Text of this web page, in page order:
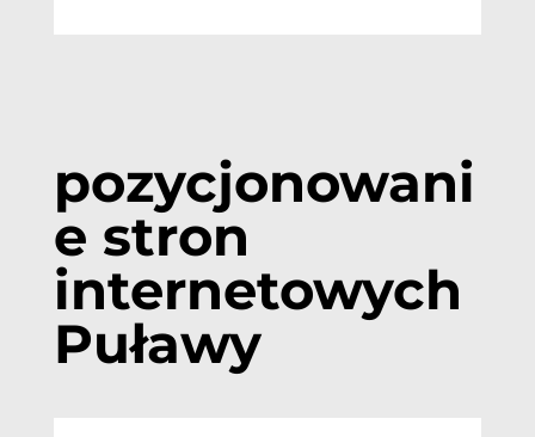
pozycjonowani
e stron
internetowych
Puławy